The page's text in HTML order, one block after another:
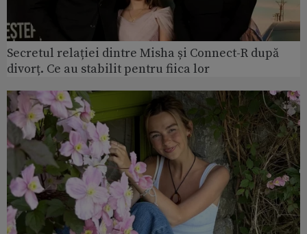
Secretul relației dintre Misha și Connect-R după
divorț. Ce au stabilit pentru fiica lor